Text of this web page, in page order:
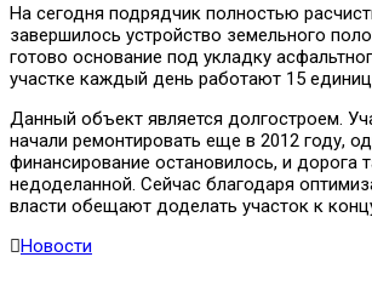
На сегодня подрядчик полностью
завершилось устройство земельного
готово основание под укладку
участке каждый день работают 15 единиц
Данный объект является долгостроем.
начали ремонтировать еще в 2012 году,
финансирование остановилось, и дорога
недоделанной. Сейчас благодаря
власти обещают доделать участок к
Новости